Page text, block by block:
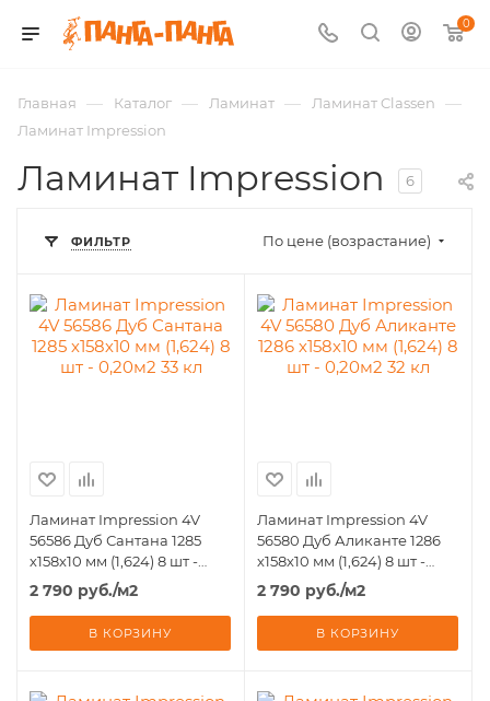
0
Главная — Каталог — Ламинат — Ламинат Classen —
Ламинат Impression
Ламинат Impression 6
ФИЛЬТР По цене (возрастание)
Ламинат Impression 4V
56586 Дуб Сантана 1285
х158х10 мм (1,624) 8 шт -
0,20м2 33 кл
2 790 руб./м2
В КОРЗИНУ
Ламинат Impression 4V
56580 Дуб Аликанте 1286
х158х10 мм (1,624) 8 шт -
0,20м2 32 кл
2 790 руб./м2
В КОРЗИНУ